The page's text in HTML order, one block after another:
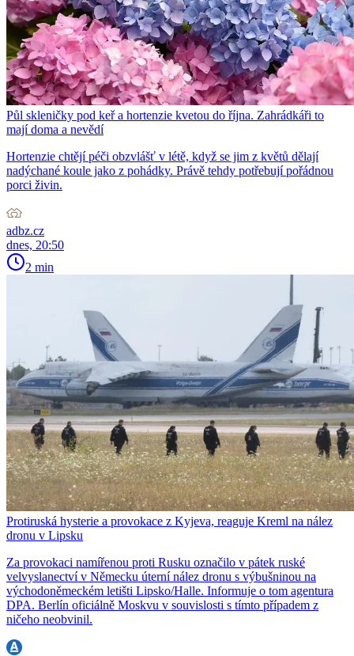
Půl skleničky pod keř a hortenzie kvetou do října. Zahrádkáři to
mají doma a nevědí
Hortenzie chtějí péči obzvlášť v létě, když se jim z květů dělají
nadýchané koule jako z pohádky. Právě tehdy potřebují pořádnou
porci živin.
adbz.cz
dnes, 20:50
2 min
Protiruská hysterie a provokace z Kyjeva, reaguje Kreml na nález
dronu v Lipsku
Za provokaci namířenou proti Rusku označilo v pátek ruské
velvyslanectví v Německu úterní nález dronu s výbušninou na
východoněmeckém letišti Lipsko/Halle. Informuje o tom agentura
DPA. Berlín oficiálně Moskvu v souvislosti s tímto případem z
ničeho neobvinil.